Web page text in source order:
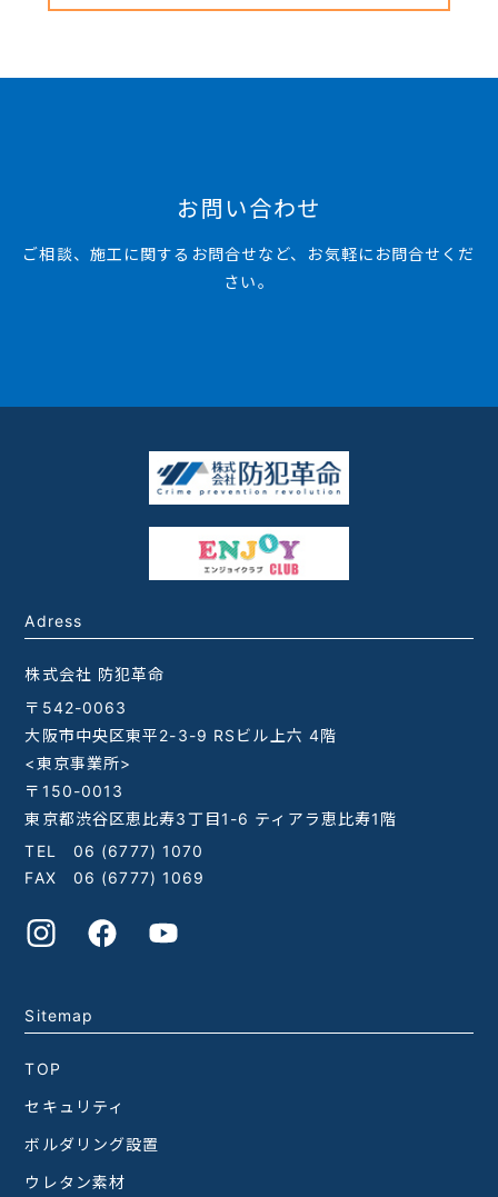
お問い合わせ
ご相談、施工に関するお問合せなど、お気軽にお問合せくだ
さい。
Adress
株式会社 防犯革命
〒542-0063
大阪市中央区東平2-3-9 RSビル上六 4階
<東京事業所>
〒150-0013
東京都渋谷区恵比寿3丁目1-6 ティアラ恵比寿1階
TEL 06 (6777) 1070
FAX 06 (6777) 1069
Sitemap
TOP
セキュリティ
ボルダリング設置
ウレタン素材